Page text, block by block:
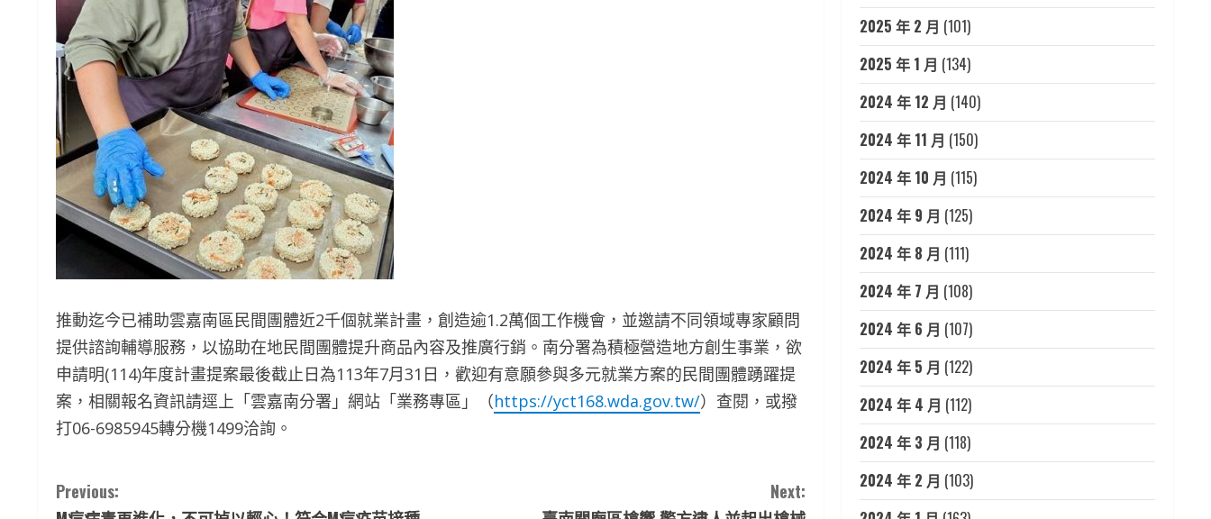
推動迄今已補助雲嘉南區民間團體近2千個就業計畫，創造逾1.2萬個工作機會，並邀請不同領域專家顧問
提供諮詢輔導服務，以協助在地民間團體提升商品內容及推廣行銷。南分署為積極營造地方創生事業，欲
申請明(114)年度計畫提案最後截止日為113年7月31日，歡迎有意願參與多元就業方案的民間團體踴躍提
案，相關報名資訊請逕上「雲嘉南分署」網站「業務專區」（https://yct168.wda.gov.tw/）查閱，或撥
打06-6985945轉分機1499洽詢。
C
Previous:
Next:
2025 年 2 月 (101)
2025 年 1 月 (134)
2024 年 12 月 (140)
2024 年 11 月 (150)
2024 年 10 月 (115)
2024 年 9 月 (125)
2024 年 8 月 (111)
2024 年 7 月 (108)
2024 年 6 月 (107)
2024 年 5 月 (122)
2024 年 4 月 (112)
2024 年 3 月 (118)
2024 年 2 月 (103)